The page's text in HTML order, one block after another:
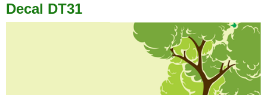
Decal DT31